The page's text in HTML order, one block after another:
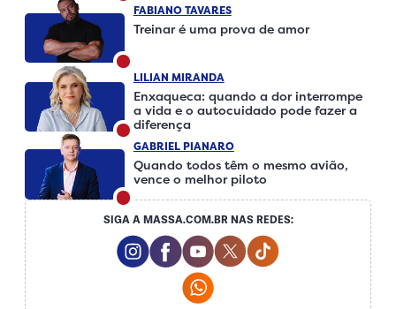
FABIANO TAVARES
Treinar é uma prova de amor
LILIAN MIRANDA
Enxaqueca: quando a dor interrompe
a vida e o autocuidado pode fazer a
diferença
GABRIEL PIANARO
Quando todos têm o mesmo avião,
vence o melhor piloto
SIGA A MASSA.COM.BR NAS REDES:
Instagram Social Media
Facebook Social Media
Youtube Social Media
Twitter Social Media
Tiktok Social
Whatsapp Social Media